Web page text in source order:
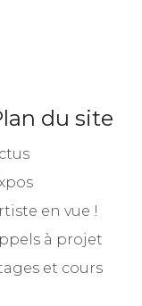
du site
en vue !
à projet
et cours